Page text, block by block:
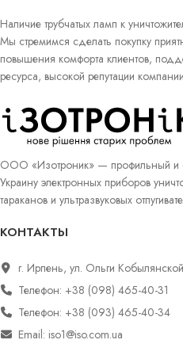
Наличие трубчатых ламп к
Мы стремимся сделать покупку
повышения комфорта клиентов,
ресурса, высокой репутации
ООО «Изотроник» — профильный и
Украину электронных приборов
тараканов и ультразвуковых
КОНТАКТЫ
г. Ирпень, ул. Ольги
Телефон: +38 (098) 465-40-31
Телефон: +38 (093) 465-40-34
Email: iso1@iso.com.ua